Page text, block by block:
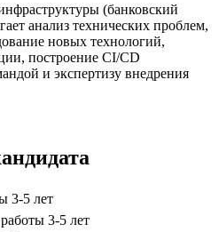
(банковский
анализ технических проблем,
новых технологий,
построение CI/CD
и экспертизу внедрения
3-5 лет
3-5 лет